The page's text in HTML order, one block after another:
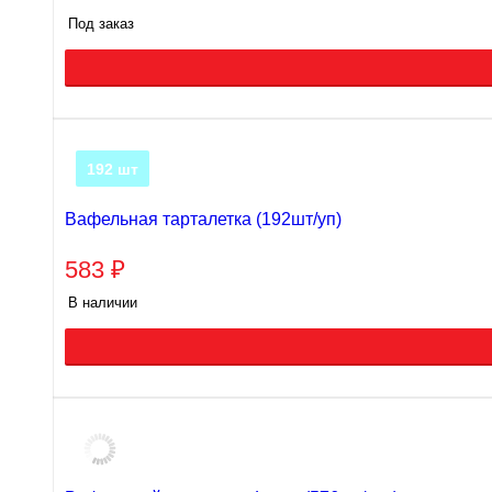
Под заказ
192 шт
Вафельная тарталетка (192шт/уп)
583 ₽
В наличии